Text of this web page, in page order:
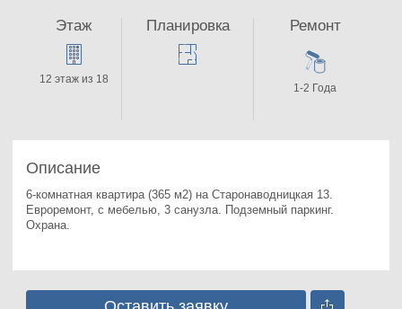
Описание
Евроремонт, с мебелью, 3 санузла. Подземный паркинг.
Охрана.
Этаж
12 этаж из 18
Планировка Ремонт
1-2 Года